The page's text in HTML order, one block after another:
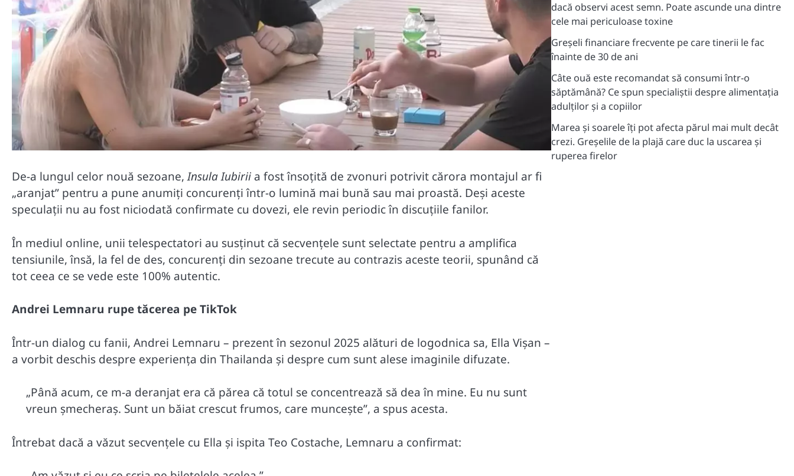
De-a lungul celor nouă sezoane,Insula Iubirii a fost însoțită de zvonuri potrivit cărora montajul ar fi
„aranjat” pentru a pune anumiți concurenți într-o lumină mai bună sau mai proastă. Deși aceste
speculații nu au fost niciodată confirmate cu dovezi, ele revin periodic în discuțiile fanilor.
În mediul online, unii telespectatori au susținut că secvențele sunt selectate pentru a amplifica
tensiunile, însă, la fel de des, concurenți din sezoane trecute au contrazis aceste teorii, spunând că
tot ceea ce se vede este 100% autentic.
Andrei Lemnaru rupe tăcerea pe TikTok
Într-un dialog cu fanii, Andrei Lemnaru – prezent în sezonul 2025 alături de logodnica sa, Ella Vișan –
a vorbit deschis despre experiența din Thailanda și despre cum sunt alese imaginile difuzate.
„Până acum, ce m-a deranjat era că părea că totul se concentrează să dea în mine. Eu nu sunt
vreun șmecheraș. Sunt un băiat crescut frumos, care muncește”, a spus acesta.
Întrebat dacă a văzut secvențele cu Ella și ispita Teo Costache, Lemnaru a confirmat:
dacă observi acest semn. Poate ascunde una dintre
cele mai periculoase toxine
Greșeli financiare frecvente pe care tinerii le fac
înainte de 30 de ani
Câte ouă este recomandat să consumi într-o
săptămână? Ce spun specialiștii despre alimentația
adulților și a copiilor
Marea și soarele îți pot afecta părul mai mult decât
crezi. Greșelile de la plajă care duc la uscarea și
ruperea firelor